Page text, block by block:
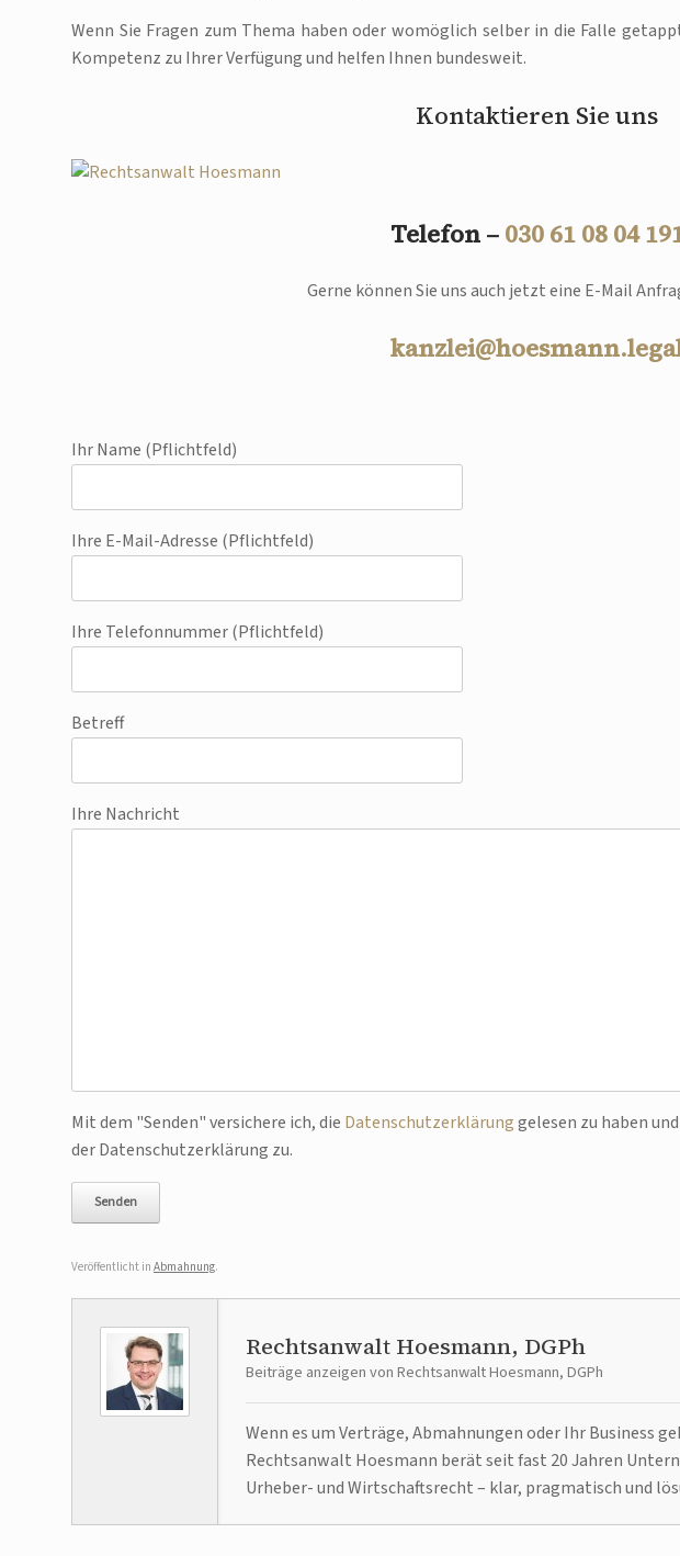
Wenn Sie Fragen zum Thema haben oder womöglich selber in die Falle
Kompetenz zu Ihrer Verfügung und helfen Ihnen bundesweit.
Kontaktieren Sie uns
Telefon – 030 61 08 04
Gerne können Sie uns auch jetzt eine E-Mail
Ihr Name (Pflichtfeld)
Ihre E-Mail-Adresse (Pflichtfeld)
Ihre Telefonnummer (Pflichtfeld)
Betreff
Ihre Nachricht
Bitte lasse dieses Feld leer.
Mit dem "Senden" versichere ich, die Datenschutzerklärunggelesen zu haben
der Datenschutzerklärung zu.
Veröffentlicht in Abmahnung.
Rechtsanwalt Hoesmann, DGPh
Beiträge anzeigen von Rechtsanwalt Hoesmann, DGPh
Wenn es um Verträge, Abmahnungen oder Ihr Business
Rechtsanwalt Hoesmann berät seit fast 20 Jahren
Urheber- und Wirtschaftsrecht – klar, pragmatisch und